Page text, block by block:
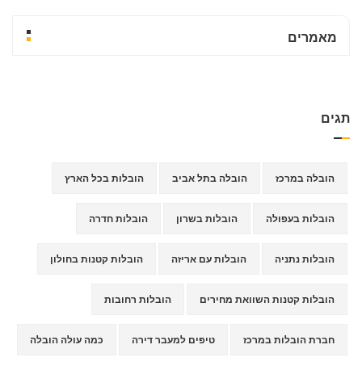
מאמרים
תגים
הובלה במרכז הובלה בתל אביב הובלות בכל הארץ
הובלות בעפולה הובלות בשרון הובלות חדרה
הובלות נתניה הובלות עם אריזה הובלות קטנות בחולון
הובלות קטנות השוואת מחירים הובלות רחובות
חברת הובלות במרכז טיפים למעבר דירה כמה עולה הובלה